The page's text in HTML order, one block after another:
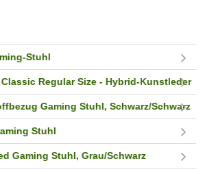
Stuhl
Regular Size - Hybrid-Kunstleder
Gaming Stuhl, Schwarz/Schwarz
Stuhl
Gaming Stuhl, Grau/Schwarz